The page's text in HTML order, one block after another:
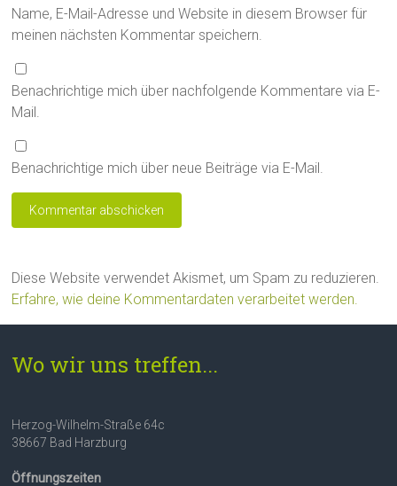
Name, E-Mail-Adresse und Website in diesem Browser für
meinen nächsten Kommentar speichern.
Benachrichtige mich über nachfolgende Kommentare via E-
Mail.
Benachrichtige mich über neue Beiträge via E-Mail.
Diese Website verwendet Akismet, um Spam zu reduzieren.
Erfahre, wie deine Kommentardaten verarbeitet werden.
Wo wir uns treffen...
Herzog-Wilhelm-Straße 64c
38667 Bad Harzburg
Öffnungszeiten